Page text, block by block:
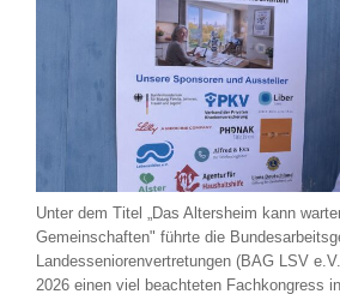
Unter dem Titel „Das Altersheim kann
Gemeinschaften" führte die
Landesseniorenvertretungen (BAG LSV
2026 einen viel beachteten Fachkongress